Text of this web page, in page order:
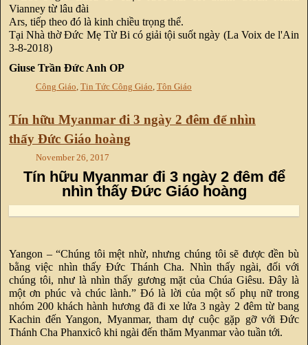
Vianney từ lâu đài
Ars, tiếp theo đó là kinh chiều trọng thể.
Tại Nhà thờ Đức Mẹ Từ Bi có giải tội suốt ngày (La Voix de l'Ain
3-8-2018)
Giuse Trần Đức Anh OP
Công Giáo, Tin Tức Công Giáo, Tôn Giáo
Tín hữu Myanmar đi 3 ngày 2 đêm để nhìn
thấy Đức Giáo hoàng
November 26, 2017
Tín hữu Myanmar đi 3 ngày 2 đêm để
nhìn thấy Đức Giáo hoàng
Yangon – “Chúng tôi mệt nhừ, nhưng chúng tôi sẽ được đền bù
bằng việc nhìn thấy Đức Thánh Cha. Nhìn thấy ngài, đối với
chúng tôi, như là nhìn thấy gương mặt của Chúa Giêsu. Đây là
một ơn phúc và chúc lành.” Đó là lời của một số phụ nữ trong
nhóm 200 khách hành hương đã đi xe lửa 3 ngày 2 đêm từ bang
Kachin đến Yangon, Myanmar, tham dự cuộc gặp gỡ với Đức
Thánh Cha Phanxicô khi ngài đến thăm Myanmar vào tuần tới.